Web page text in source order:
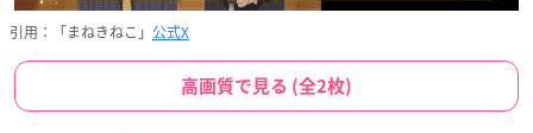
引用：「まねきねこ」 公式X
高画質で見る (全2枚)